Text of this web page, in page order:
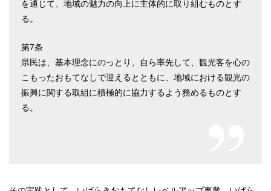
を通じて、地域の魅力の向上に主体的に取り組むものとす
る。
第7条
県民は、基本理念にのっとり、自ら率先して、観光客を心の
こもったおもてなしで迎えるとともに、地域における観光の
振興に関する取組に積極的に協力するよう務めるものとす
る。